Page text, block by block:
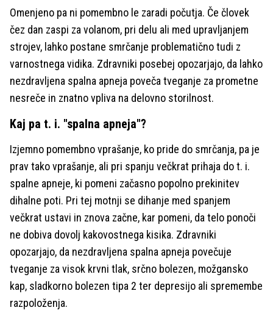
Omenjeno pa ni pomembno le zaradi počutja. Če človek
čez dan zaspi za volanom, pri delu ali med upravljanjem
strojev, lahko postane smrčanje problematično tudi z
varnostnega vidika. Zdravniki posebej opozarjajo, da lahko
nezdravljena spalna apneja poveča tveganje za prometne
nesreče in znatno vpliva na delovno storilnost.
Kaj pa t. i. "spalna apneja"?
Izjemno pomembno vprašanje, ko pride do smrčanja, pa je
prav tako vprašanje, ali pri spanju večkrat prihaja do t. i.
spalne apneje, ki pomeni začasno popolno prekinitev
dihalne poti. Pri tej motnji se dihanje med spanjem
večkrat ustavi in znova začne, kar pomeni, da telo ponoči
ne dobiva dovolj kakovostnega kisika. Zdravniki
opozarjajo, da nezdravljena spalna apneja povečuje
tveganje za visok krvni tlak, srčno bolezen, možgansko
kap, sladkorno bolezen tipa 2 ter depresijo ali spremembe
razpoloženja.